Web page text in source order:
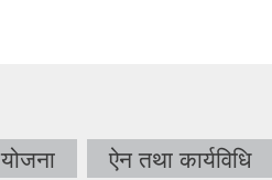
योजना ऐन तथा कार्यविधि